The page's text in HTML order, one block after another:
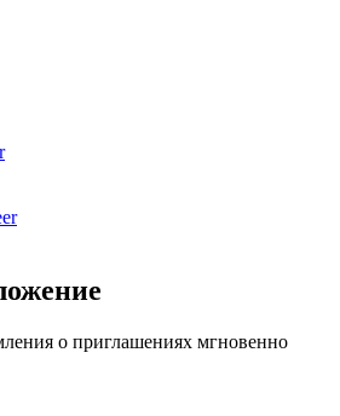
о приглашениях мгновенно